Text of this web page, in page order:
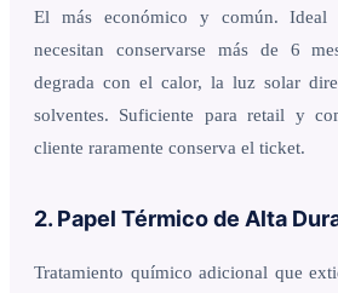
El más económico y común. Ideal
necesitan conservarse más de 6
degrada con el calor, la luz solar
solventes. Suficiente para retail y
cliente raramente conserva el ticket.
2. Papel Térmico de Alta
Tratamiento químico adicional que